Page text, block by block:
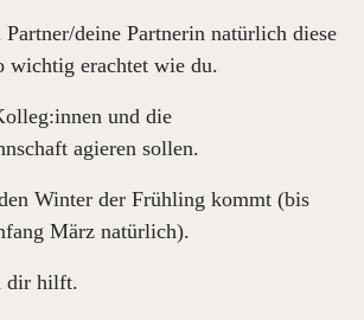
deine Partnerin natürlich diese
wichtig erachtet wie du.
und die
agieren sollen.
Winter der Frühling kommt (bis
März natürlich).
dir hilft.